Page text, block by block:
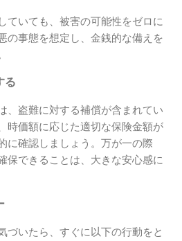
ていても、被害の可能性をゼロに
の事態を想定し、金銭的な備えを
る
、盗難に対する補償が含まれてい
時価額に応じた適切な保険金額が
に確認しましょう。万が一の際
保できることは、大きな安心感に
づいたら、すぐに以下の行動をと